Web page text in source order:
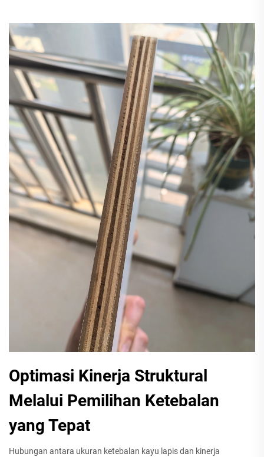
Optimasi Kinerja Struktural
Melalui Pemilihan Ketebalan
yang Tepat
Hubungan antara ukuran ketebalan kayu lapis dan kinerja